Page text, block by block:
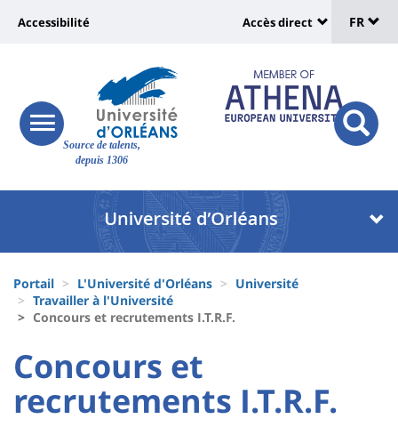
Site
Source de talents,
depuis 1306
Université
Recherche
responsive
menu
button
Université
vers
page
accessibilité
Accessibilité
:
Shortcut
links
Accès direct
de
FR
Université
Block
liste
des
composantes
d'Ariane
Portail L'Université d'Orléans
Université
Travailler à l'Université
Concours et recrutements I.T.R.F.
University
:
Sidebar
University
:
Main
Titre
Concours et
recrutements I.T.R.F.